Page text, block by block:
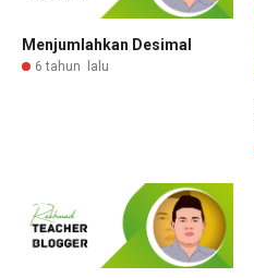
Menjumlahkan Desimal
6 tahun lalu